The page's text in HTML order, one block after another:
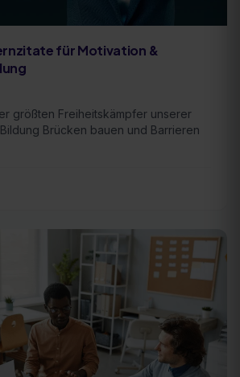
für Motivation &
größten Freiheitskämpfer unserer
Brücken bauen und Barrieren